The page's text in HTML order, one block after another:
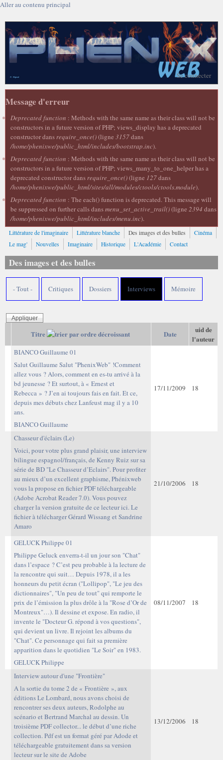
Aller au contenu principal
Se connecter
Message d'erreur
Deprecated function : Methods with the same name as their class will not be
constructors in a future version of PHP; views_display has a deprecated
constructor dansrequire_once()(ligne 3157dans
/home/phenixwe/public_html/includes/bootstrap.inc).
Deprecated function : Methods with the same name as their class will not be
constructors in a future version of PHP; views_many_to_one_helper has a
deprecated constructor dansrequire_once()(ligne 127dans
/home/phenixwe/public_html/sites/all/modules/ctools/ctools.module).
Deprecated function : The each() function is deprecated. This message will
be suppressed on further calls dansmenu_set_active_trail()(ligne 2394 dans
/home/phenixwe/public_html/includes/menu.inc).
Littérature de l'imaginaire Littérature blanche Des images et des bulles
Cinéma
Le mag'
Nouvelles Imaginaire Historique L'Académie Contact
Des images et des bulles
- Tout - Critiques Dossiers Interviews Mémoire
Titre Date
uid de
l'auteur
BIANCO Guillaume 01
Salut Guillaume Salut "PhenixWeb" !Comment
allez vous ? Alors, comment en es-tu arrivé à la
bd jeunesse ? Et surtout, à « Ernest et
Rebecca » ? J’en ai toujours fais en fait. Et ce,
depuis mes débuts chez Lanfeust mag il y a 10
ans.
BIANCO Guillaume
17/11/2009 18
Chasseur d'éclairs (Le)
Voici, pour votre plus grand plaisir, une interview
bilingue espagnol/français, de Kenny Ruiz sur sa
série de BD "Le Chasseur d’Eclairs". Pour profiter
au mieux d’un excellent graphisme, Phénixweb
vous la propose en fichier PDF téléchargeable
(Adobe Acrobat Reader 7.0). Vous pouvez
charger la version gratuite de ce lecteur ici. Le
fichier à télécharger Gérard Wissang et Sandrine
Amaro
21/10/2006 18
GELUCK Philippe 01
Philippe Geluck enverra-t-il un jour son "Chat"
dans l’espace ? C’est peu probable à la lecture de
la rencontre qui suit… Depuis 1978, il a les
honneurs du petit écran ("Lollipop", "Le jeu des
dictionnaires", "Un peu de tout" qui remporte le
prix de l’émission la plus drôle à la "Rose d’Or de
Montreux"…). Il dessine et expose. En radio, il
invente le "Docteur G. répond à vos questions",
qui devient un livre. Il rejoint les albums du
"Chat". Ce personnage qui fait sa première
apparition dans le quotidien "Le Soir" en 1983.
GELUCK Philippe
08/11/2007 18
Interview autour d'une "Frontière"
A la sortie du tome 2 de « Frontière », aux
éditions Le Lombard, nous avons choisi de
rencontrer ses deux auteurs, Rodolphe au
scénario et Bertrand Marchal au dessin. Un
troisième PDF collector... le début d’une riche
collection. Pdf est un format géré par Adode et
téléchargeable gratuitement dans sa version
lecteur sur le site de Adobe
13/12/2006 18